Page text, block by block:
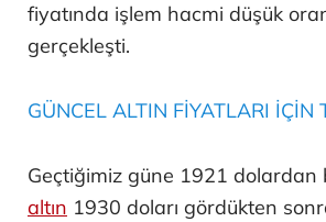
fiyatında işlem hacmi düşük
gerçekleşti.
GÜNCEL ALTIN FİYATLARI İÇİN
Geçtiğimiz güne 1921 dolardan
altın 1930 doları gördükten